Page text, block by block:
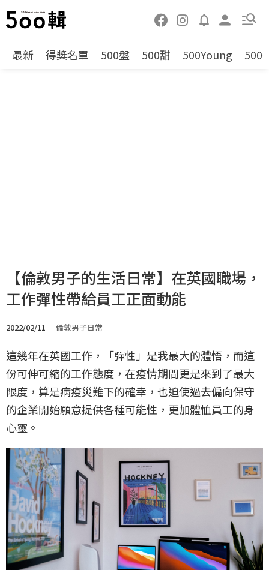
最新 得獎名單 500盤 500甜 500Young 500
【倫敦男子的生活日常】在英國職場，
工作彈性帶給員工正面動能
2022/02/11 倫敦男子日常
這幾年在英國工作，「彈性」是我最大的體悟，而這
份可伸可縮的工作態度，在疫情期間更是來到了最大
限度，算是病疫災難下的確幸，也迫使過去偏向保守
的企業開始願意提供各種可能性，更加體恤員工的身
心靈。